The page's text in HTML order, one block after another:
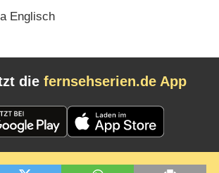
Englisch
die fernsehserien.de App